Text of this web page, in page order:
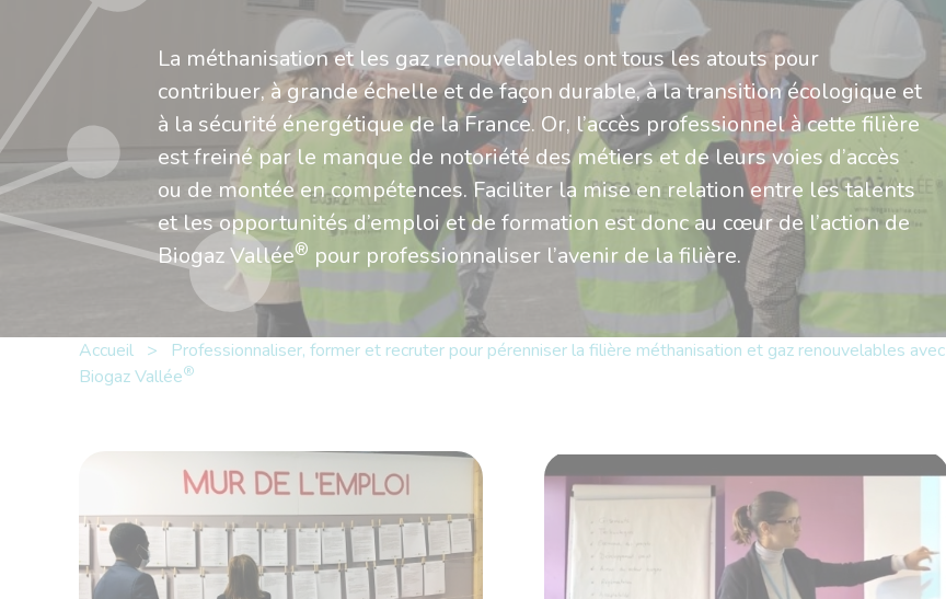
La méthanisation et les gaz renouvelables ont tous les atouts pour
contribuer, à grande échelle et de façon durable, à la transition écologique et
à la sécurité énergétique de la France. Or, l’accès professionnel à cette filière
est freiné par le manque de notoriété des métiers et de leurs voies d’accès
ou de montée en compétences. Faciliter la mise en relation entre les talents
et les opportunités d’emploi et de formation est donc au cœur de l’action de
Biogaz Vallée® pour professionnaliser l’avenir de la filière.
Accueil >
Professionnaliser, former et recruter pour pérenniser la filière méthanisation et gaz renouvelables avec
Biogaz Vallée®